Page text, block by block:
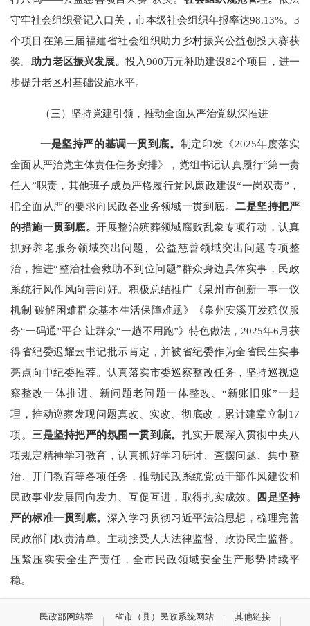
守牢社会组织登记入口关，市本级社会组织年报率达98.13%。3
个项目在第三届福建省社会组织助力乡村振兴公益创投大赛获
奖。助力老区振兴发展。投入 900万元补助建设82个项目， 进一
步提升老区村基础设施水平。
（三）坚持党建引领，推动全面从严治党纵深推进
一是坚持严的基调一贯到底。 制定印发《2025年度落实
全面从严治党主体责任任务安排》，党组书记认真履行“第一责
任人”职责，其他班子成员严格履行党风廉政建设“一岗双责”，
把全面从严的要求向民政各业务领域一贯到底。二是坚持把严
的措施一贯到底。开展整治殡葬领域腐败乱象专项行动，认真
抓好养老服务领域突出问题、公益慈善领域突出问题专项整
治，推进“整治社会救助不到位问题”群众身边具体实事，民政
系统行风作风向善向好。积极总结推广《泉州市创新一事一议
机制 破解困难群众基本生活保障难题》《泉州安溪开发殡仪服
务“一码通”平台 让群众“一趟不用跑”》特色做法，2025年6月获
得省纪委迟耀云书记批示肯定，并被省纪委作为全省民生实事
亮点向中纪委推荐。认真落实市委巡察整改任务，坚持巡视巡
察整改一体推进、新问题老问题一体整改、“新账旧账”一起
理，推动巡察发现问题真改、实改、彻底改，累计建章立制17
项。 三是坚持把严的氛围一贯到底。 扎实开展深入贯彻中央八
项规定精神学习教育，认真抓好学习研讨、查摆问题、集中整
治、开门教育等各项任务，推动民政系统党员干部作风建设和
民政事业发展同向发力、互促互进，取得扎实成效。 四是坚持
严的标准一贯到底。 深入学习贯彻习近平法治思想，梳理完善
民政部门权责清单。主动接受人大法律监督、政协民主监督。
压紧压实安全生产责任，全市民政领域安全生产形势持续平
稳。
民政部网站群 省市（县）民政系统网站 其他链接